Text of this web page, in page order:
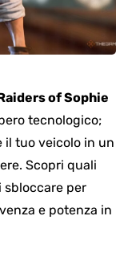
of Sophie
tecnologico;
il tuo veicolo in un
Scopri quali
sbloccare per
e potenza in